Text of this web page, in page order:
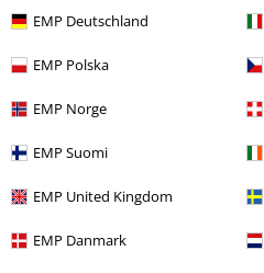
EMP Deutschland
EMP Polska
EMP Norge
EMP Suomi
EMP United Kingdom
EMP Danmark
Más categorías. Más opciones
Nuevo Joyería Joyería para Orejas